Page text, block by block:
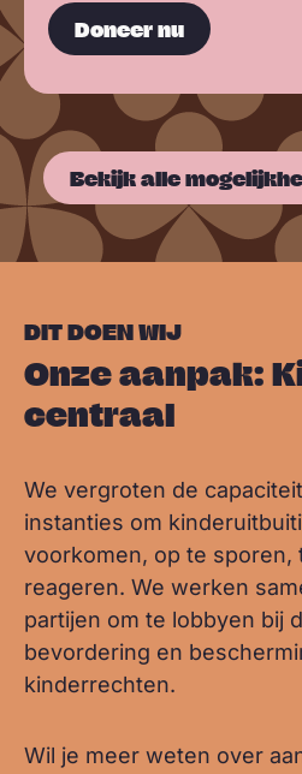
Doneer nu
Bekijk alle
DIT DOEN WIJ
Onze aanpak:
centraal
We vergroten de
instanties om
voorkomen, op te sporen,
reageren. We werken
partijen om te lobbyen bij
bevordering en
kinderrechten.
Wil je meer weten over